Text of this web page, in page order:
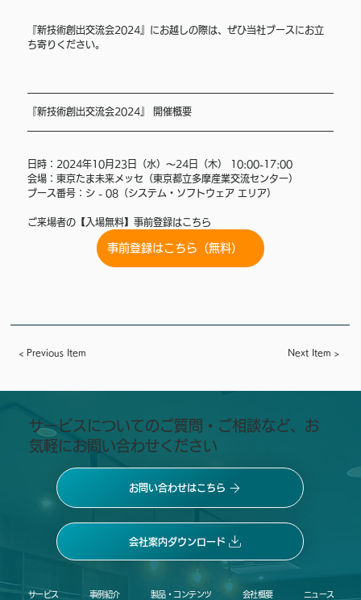
『新技術創出交流会2024』にお越しの際は、ぜひ当社ブースにお立
ち寄りください。
『新技術創出交流会2024』 開催概要
日時：2024年10月23日（水）～24日（木） 10:00-17:00
会場：東京たま未来メッセ（東京都立多摩産業交流センター）
ブース番号：シ - 08（システム・ソフトウェア エリア）
ご来場者の【入場無料】事前登録はこちら
事前登録はこちら（無料）
< Previous Item Next Item >
​サービスについてのご質問・ご相談など、お
気軽にお問い合わせください
会社案内ダウンロード
お問い合わせはこちら
サービス 事例紹介 製品・コンテンツ 会社概要 ニュース